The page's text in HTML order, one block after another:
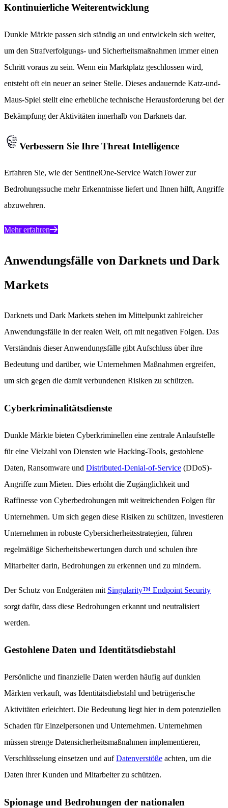
Kontinuierliche Weiterentwicklung
Dunkle Märkte passen sich ständig an und entwickeln sich weiter,
um den Strafverfolgungs- und Sicherheitsmaßnahmen immer einen
Schritt voraus zu sein. Wenn ein Marktplatz geschlossen wird,
entsteht oft ein neuer an seiner Stelle. Dieses andauernde Katz-und-
Maus-Spiel stellt eine erhebliche technische Herausforderung bei der
Bekämpfung der Aktivitäten innerhalb von Darknets dar.
Verbessern Sie Ihre Threat Intelligence
Erfahren Sie, wie der SentinelOne-Service WatchTower zur
Bedrohungssuche mehr Erkenntnisse liefert und Ihnen hilft, Angriffe
abzuwehren.
Mehr erfahren
Anwendungsfälle von Darknets und Dark
Markets
Darknets und Dark Markets stehen im Mittelpunkt zahlreicher
Anwendungsfälle in der realen Welt, oft mit negativen Folgen. Das
Verständnis dieser Anwendungsfälle gibt Aufschluss über ihre
Bedeutung und darüber, wie Unternehmen Maßnahmen ergreifen,
um sich gegen die damit verbundenen Risiken zu schützen.
Cyberkriminalitätsdienste
Dunkle Märkte bieten Cyberkriminellen eine zentrale Anlaufstelle
für eine Vielzahl von Diensten wie Hacking-Tools, gestohlene
Daten, Ransomware und Distributed-Denial-of-Service (DDoS)-
Angriffe zum Mieten. Dies erhöht die Zugänglichkeit und
Raffinesse von Cyberbedrohungen mit weitreichenden Folgen für
Unternehmen. Um sich gegen diese Risiken zu schützen, investieren
Unternehmen in robuste Cybersicherheitsstrategien, führen
regelmäßige Sicherheitsbewertungen durch und schulen ihre
Mitarbeiter darin, Bedrohungen zu erkennen und zu mindern.
Der Schutz von Endgeräten mit Singularity™ Endpoint Security
sorgt dafür, dass diese Bedrohungen erkannt und neutralisiert
werden.
Gestohlene Daten und Identitätsdiebstahl
Persönliche und finanzielle Daten werden häufig auf dunklen
Märkten verkauft, was Identitätsdiebstahl und betrügerische
Aktivitäten erleichtert. Die Bedeutung liegt hier in dem potenziellen
Schaden für Einzelpersonen und Unternehmen. Unternehmen
müssen strenge Datensicherheitsmaßnahmen implementieren,
Verschlüsselung einsetzen und aufDatenverstöße achten, um die
Daten ihrer Kunden und Mitarbeiter zu schützen.
Spionage und Bedrohungen der nationalen